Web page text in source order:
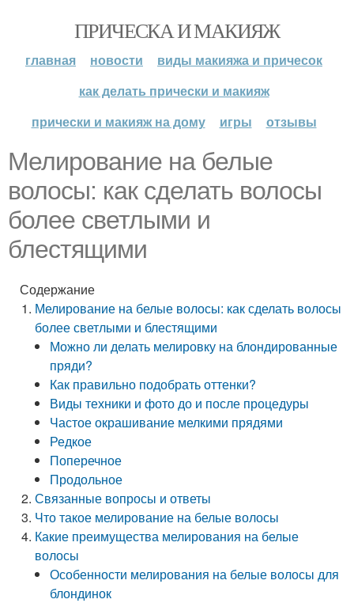
ПРИЧЕСКА И МАКИЯЖ
главная новости
виды макияжа и причесок
как делать прически и макияж
прически и макияж на дому
игры отзывы
Мелирование на белые
волосы: как сделать волосы
более светлыми и
блестящими
Содержание
Мелирование на белые волосы: как сделать волосы
более светлыми и блестящими
Можно ли делать мелировку на блондированные
пряди?
Как правильно подобрать оттенки?
Виды техники и фото до и после процедуры
Частое окрашивание мелкими прядями
Редкое
Поперечное
Продольное
Связанные вопросы и ответы
Что такое мелирование на белые волосы
Какие преимущества мелирования на белые
волосы
Особенности мелирования на белые волосы для
блондинок